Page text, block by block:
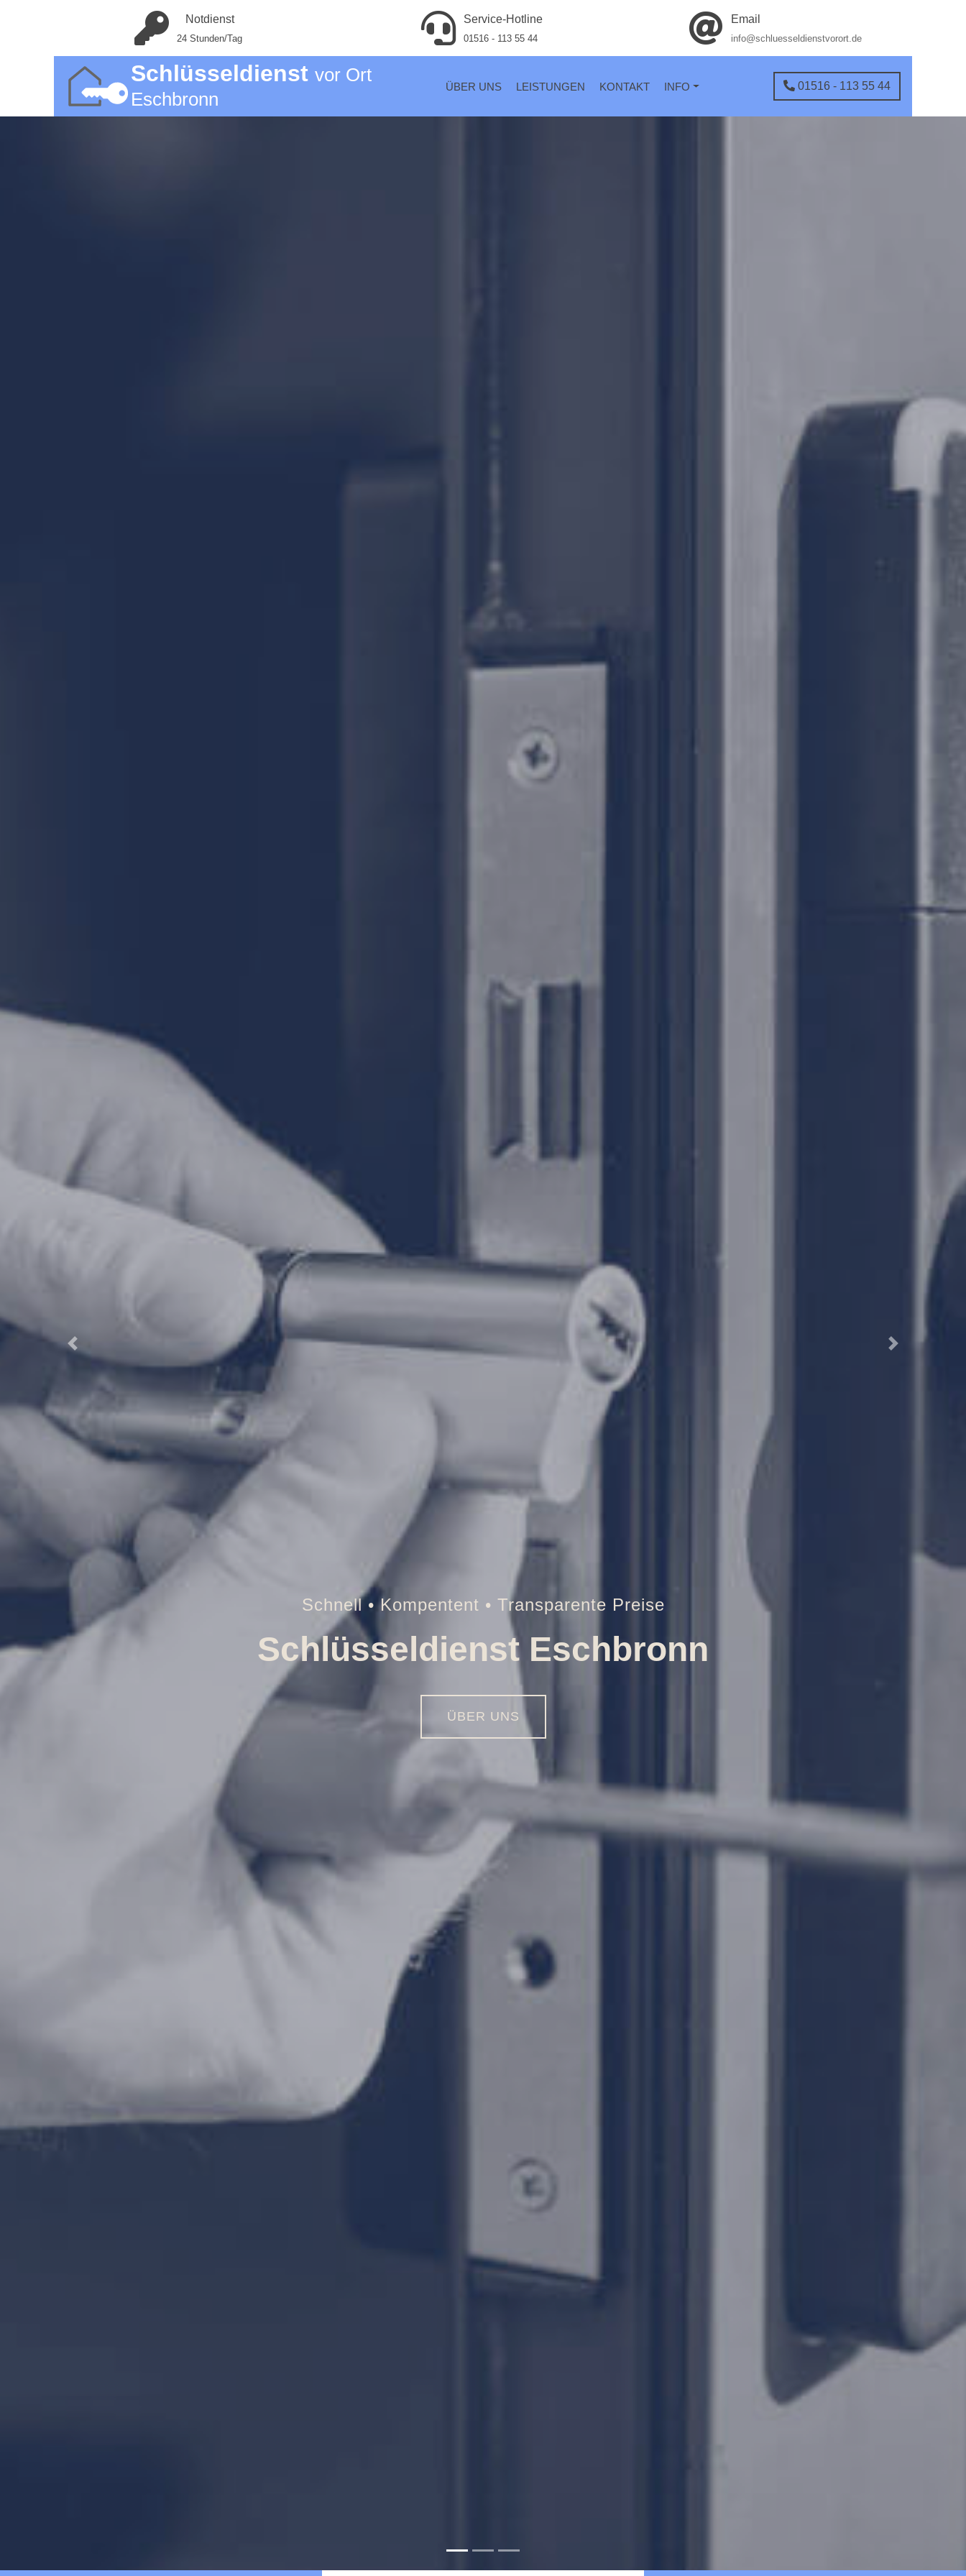
Notdienst
24 Stunden/Tag
Service-Hotline
01516 - 113 55 44
Email
info@schluesseldienstvorort.de
Schlüsseldienst vor Ort
Eschbronn
ÜBER UNS LEISTUNGEN KONTAKT INFO 01516 - 113 55 44
Tresor • Auto • Briefkasten • Brandschutztür
Öffnungen aller Art
01516 - 113 55 44
Previous Next